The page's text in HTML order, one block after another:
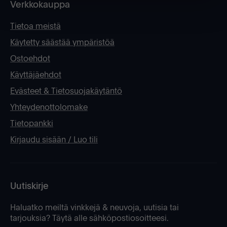
Verkkokauppa
Tietoa meistä
Käytetty säästää ympäristöä
Ostoehdot
Käyttäjäehdot
Evästeet & Tietosuojakäytäntö
Yhteydenottolomake
Tietopankki
Kirjaudu sisään / Luo tili
Uutiskirje
Haluatko meiltä vinkkejä & neuvoja, uutisia tai
tarjouksia? Täytä alle sähköpostiosoitteesi.